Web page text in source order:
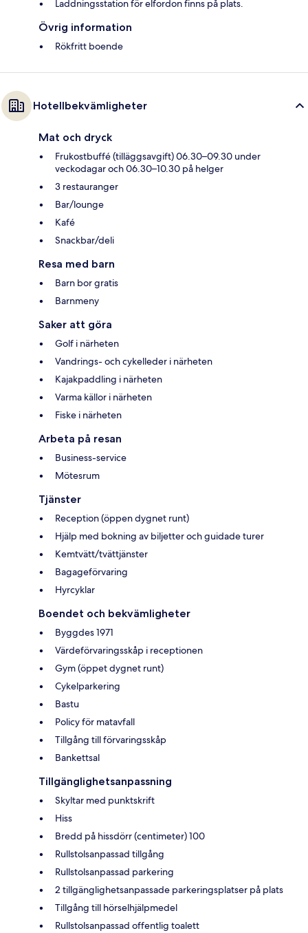
Laddningsstation för elfordon finns på plats.
Övrig information
Rökfritt boende
Hotellbekvämligheter
Mat och dryck
Frukostbuffé (tilläggsavgift) 06.30–09.30 under
veckodagar och 06.30–10.30 på helger
3 restauranger
Bar/lounge
Kafé
Snackbar/deli
Resa med barn
Barn bor gratis
Barnmeny
Saker att göra
Golf i närheten
Vandrings- och cykelleder i närheten
Kajakpaddling i närheten
Varma källor i närheten
Fiske i närheten
Arbeta på resan
Business-service
Mötesrum
Tjänster
Reception (öppen dygnet runt)
Hjälp med bokning av biljetter och guidade turer
Kemtvätt/tvättjänster
Bagageförvaring
Hyrcyklar
Boendet och bekvämligheter
Byggdes 1971
Värdeförvaringsskåp i receptionen
Gym (öppet dygnet runt)
Cykelparkering
Bastu
Policy för matavfall
Tillgång till förvaringsskåp
Bankettsal
Tillgänglighetsanpassning
Skyltar med punktskrift
Hiss
Bredd på hissdörr (centimeter) 100
Rullstolsanpassad tillgång
Rullstolsanpassad parkering
2 tillgänglighetsanpassade parkeringsplatser på plats
Tillgång till hörselhjälpmedel
Rullstolsanpassad offentlig toalett